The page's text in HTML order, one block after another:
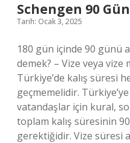
Schengen 90
Tarih: Ocak 3, 2025
180 gün içinde 90 günü
demek? – Vize veya vize
Türkiye’de kalış süresi
geçmemelidir.
vatandaşlar için kural,
toplam kalış süresinin
gerektiğidir. Vize süresi